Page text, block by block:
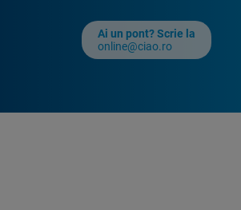
Ai un pont? Scrie la
online@ciao.ro